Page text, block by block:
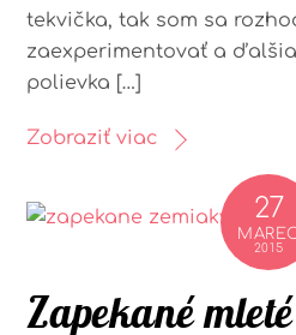
tekvička, tak som sa
zaexperimentovať a
polievka […]
Zobraziť viac
27
MAREC
2015
Zapekané